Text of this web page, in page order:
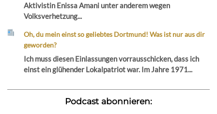
Aktivistin Enissa Amani unter anderem wegen
Volksverhetzung...
Oh, du mein einst so geliebtes Dortmund! Was ist nur aus dir
geworden?
Ich muss diesen Einlassungen vorrausschicken, dass ich
einst ein glühender Lokalpatriot war. Im Jahre 1971...
Podcast abonnieren: